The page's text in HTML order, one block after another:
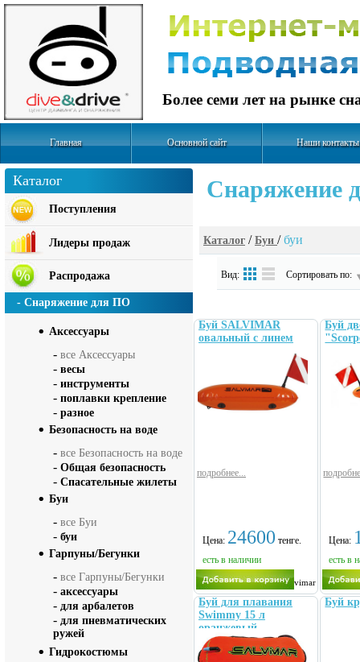
Более семи лет на рынке
Главная Основной сайт Наши контакты
Cнаряжение
Каталог / Буи /буи
Вид: Сортировать по:
Буй SALVIMAR
овальный с линем
подробнее...
Salvimar
Цена: 24600 тенге.
есть в наличии
Буй
Цена:
есть в
Буй для плавания
Swimmy 15 л
оранжевый
Буй
Каталог
Поступления
Лидеры продаж
Распродажа
- Снаряжение для ПО
Аксесcуары
- все Аксесcуары
- весы
- инструменты
- поплавки крепление
- разное
Безопасность на воде
- все Безопасность на воде
- Общая безопасность
- Спасательные жилеты
Буи
- все Буи
- буи
Гарпуны/Бегунки
- все Гарпуны/Бегунки
- аксессуары
- для арбалетов
- для пневматических
ружей
Гидрокостюмы